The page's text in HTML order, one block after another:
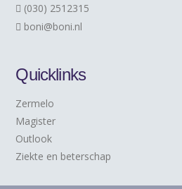
(030) 2512315
boni@boni.nl
Quicklinks
Zermelo
Magister
Outlook
Ziekte en beterschap